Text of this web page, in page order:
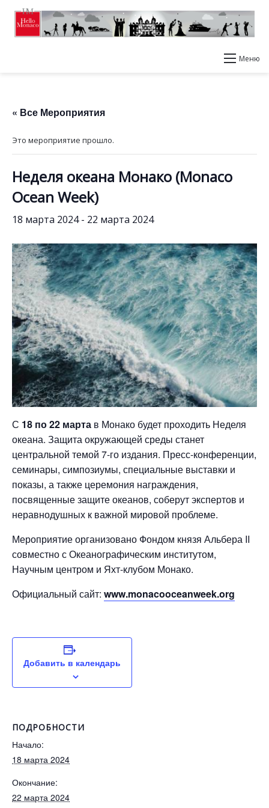
Меню
« Все Мероприятия
Это мероприятие прошло.
Неделя океана Монако (Monaco
Ocean Week)
18 марта 2024- 22 марта 2024
С 18 по 22 марта в Монако будет проходить Неделя
океана. Защита окружающей среды станет
центральной темой 7-го издания. Пресс-конференции,
семинары, симпозиумы, специальные выставки и
показы, а также церемония награждения,
посвященные защите океанов, соберут экспертов и
неравнодушных к важной мировой проблеме.
Мероприятие организовано Фондом князя Альбера II
совместно с Океанографическим институтом,
Научным центром и Яхт-клубом Монако.
Официальный сайт: www.monacooceanweek.org
Добавить в календарь
ПОДРОБНОСТИ
Начало:
18 марта 2024
Окончание:
22 марта 2024